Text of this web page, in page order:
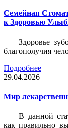
Семейная
к Здоровью
Здоровье
благополучия
Подробнее
29.04.2026
Мир
В данной
как правильно